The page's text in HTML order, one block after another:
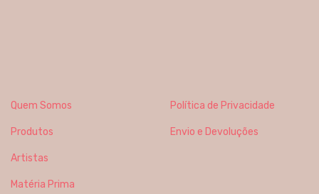
Quem Somos
Produtos
Artistas
Matéria Prima
Política de Privacidade
Envio e Devoluções